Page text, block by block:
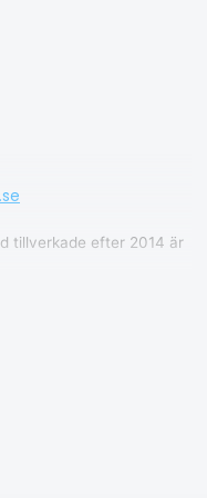
tillverkade efter 2014 är
propellern eller i